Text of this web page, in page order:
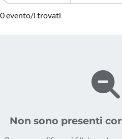
0 evento/i trovati
Non sono presenti